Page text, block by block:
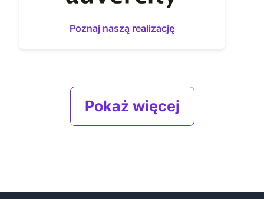
Poznaj naszą realizację
Pokaż więcej